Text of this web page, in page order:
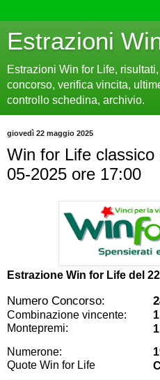
Estrazioni
Estrazioni Win for Life,
concorso, verifica vincita,
controllo schedina, archivio.
giovedì 22 maggio 2025
Win for Life
05-2025 ore 17:00
Estrazione Win for Life del
Numero Concorso:
Combinazione vincente:
Montepremi:
Numerone:
Quote Win for Life